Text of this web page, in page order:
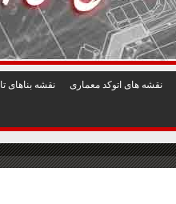
نقشه های اتوکد معماری نقشه بناهای